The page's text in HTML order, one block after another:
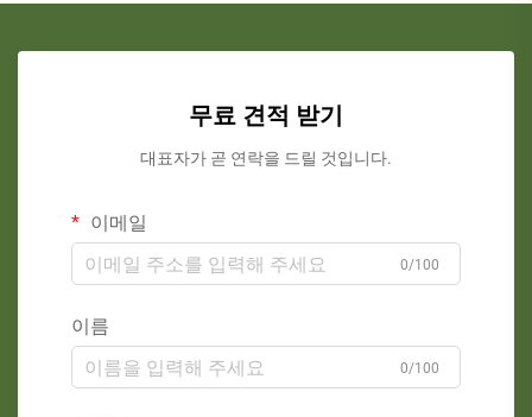
무료 견적 받기
대표자가 곧 연락을 드릴 것입니다.
이메일
0/100
이름
0/100